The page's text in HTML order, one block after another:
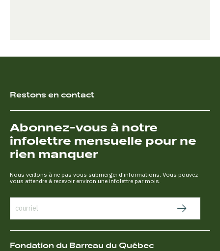
Restons en contact
Abonnez-vous à notre
infolettre mensuelle pour ne
rien manquer
Nous veillons à ne pas vous submerger d'informations. Vous pouvez
vous attendre à recevoir environ une infolettre par mois.
Fondation du Barreau du Québec